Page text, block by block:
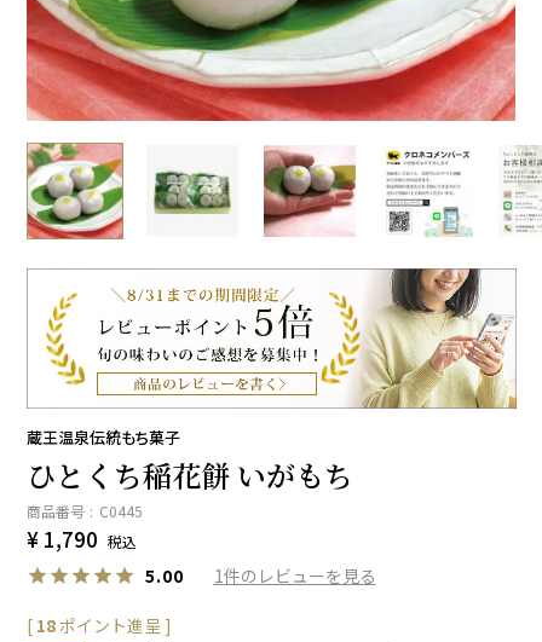
蔵王温泉伝統もち菓子
ひとくち稲花餅 いがもち
商品番号 C0445
¥ 1,790 税込
5.00 1
[ 18ポイント進呈 ]